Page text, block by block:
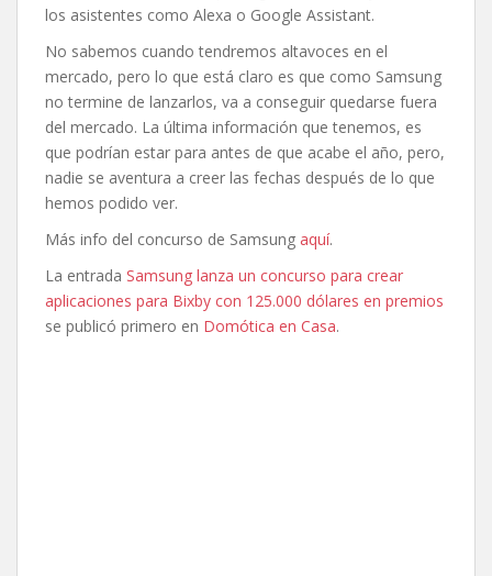
los asistentes como Alexa o Google Assistant.
No sabemos cuando tendremos altavoces en el
mercado, pero lo que está claro es que como Samsung
no termine de lanzarlos, va a conseguir quedarse fuera
del mercado. La última información que tenemos, es
que podrían estar para antes de que acabe el año, pero,
nadie se aventura a creer las fechas después de lo que
hemos podido ver.
Más info del concurso de Samsung aquí.
La entrada Samsung lanza un concurso para crear
aplicaciones para Bixby con 125.000 dólares en premios
se publicó primero en Domótica en Casa.